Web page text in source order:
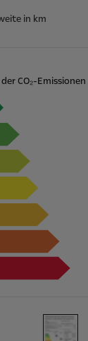
in km
CO₂-Emissionen